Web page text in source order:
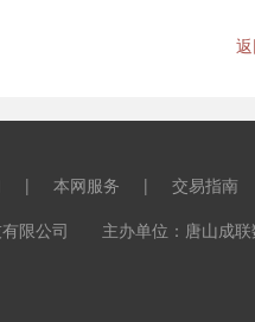
| 本网服务 |
交易指南
有限公司 主办单位：唐山成